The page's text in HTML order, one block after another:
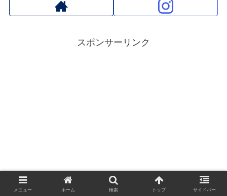
スポンサーリンク
メニュー ホーム 検索 トップ サイドバー